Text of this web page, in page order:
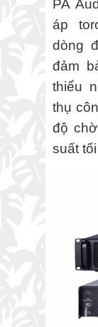
PA
áp
dòng
đảm
thiểu
thụ
độ
suất